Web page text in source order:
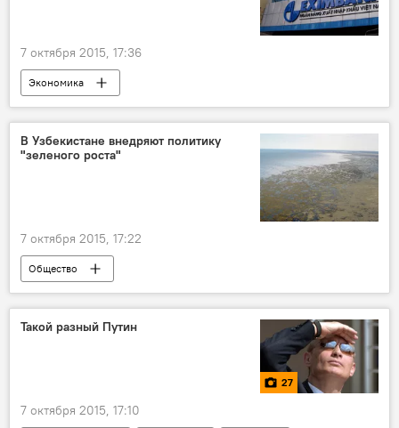
7 октября 2015, 17:36
Экономика
В Узбекистане внедряют политику
"зеленого роста"
7 октября 2015, 17:22
Общество
Такой разный Путин
27
7 октября 2015, 17:10